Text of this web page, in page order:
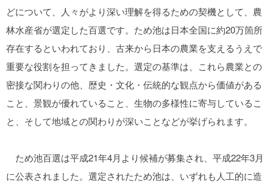
どについて、人々がより深い理解を得るための契機として、農
林水産省が選定した百選です。ため池は日本全国に約20万箇所
存在するといわれており、古来から日本の農業を支えるうえで
重要な役割を担ってきました。選定の基準は、これら農業との
密接な関わりの他、歴史・文化・伝統的な観点から価値がある
こと、景観が優れていること、生物の多様性に寄与しているこ
と、そして地域との関わりが深いことなどが挙げられます。
ため池百選は平成21年4月より候補が募集され、平成22年3月
に公表されました。選定されたため池は、いずれも人工的に造